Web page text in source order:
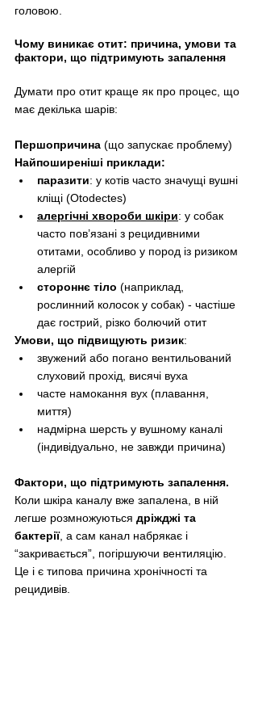
головою.
Чому виникає отит: причина, умови та
фактори, що підтримують запалення
Думати про отит краще як про процес, що
має декілька шарів:
Першопричина (що запускає проблему)
Найпоширеніші приклади:
паразити: у котів часто значущі вушні
кліщі (Otodectes)
алергічні хвороби шкіри: у собак
часто пов’язані з рецидивними
отитами, особливо у пород із ризиком
алергій
стороннє тіло (наприклад,
рослинний колосок у собак) - частіше
дає гострий, різко болючий отит
Умови, що підвищують ризик:
звужений або погано вентильований
слуховий прохід, висячі вуха
часте намокання вух (плавання,
миття)
надмірна шерсть у вушному каналі
(індивідуально, не завжди причина)
Фактори, що підтримують запалення.
Коли шкіра каналу вже запалена, в ній
легше розмножуються дріжджі та
бактерії, а сам канал набрякає і
“закривається”, погіршуючи вентиляцію.
Це і є типова причина хронічності та
рецидивів.